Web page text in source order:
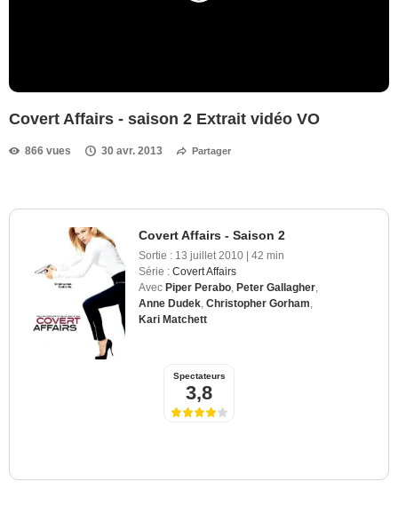
Covert Affairs - saison 2 Extrait vidéo VO
866 vues 30 avr. 2013 Partager
Covert Affairs - Saison 2
Sortie : 13 juillet 2010 | 42 min
Série : Covert Affairs
Avec Piper Perabo Peter Gallagher
Anne Dudek Christopher Gorham
Kari Matchett
Spectateurs
3,8